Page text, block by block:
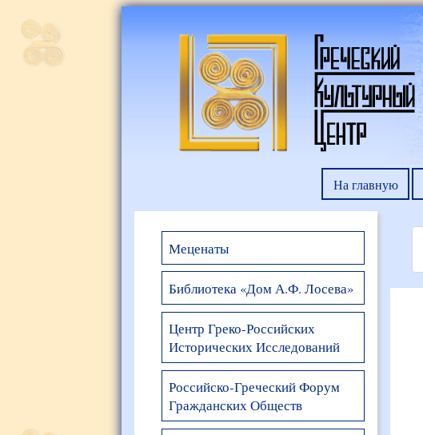
На главную
Меценаты
Библиотека «Дом А.Ф. Лосева»
Центр Греко-Российских
Исторических Исследований
Российско-Греческий Форум
Гражданских Обществ